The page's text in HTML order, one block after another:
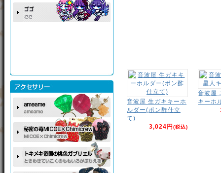
音波屋 生ガキキーホ
ルダー(ポン酢仕立
て)
3,024円(税込)
音波屋
キーホ